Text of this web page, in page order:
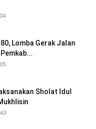
Lomba Gerak Jalan
Sholat Idul